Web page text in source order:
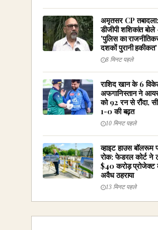
अमृतसर CP तबादला:
डीजीपी शशिकांत
'पुलिस का
दशकों पुरानी हकीकत'
8 मिनट पहले
राशिद खान के 6
अफगानिस्तान ने
को 92 रन से रौंदा,
1-0 की बढ़त
10 मिनट पहले
व्हाइट हाउस बॉलरूम
रोक: फेडरल कोर्ट ने
$40 करोड़ प्रोजेक्ट
अवैध ठहराया
13 मिनट पहले